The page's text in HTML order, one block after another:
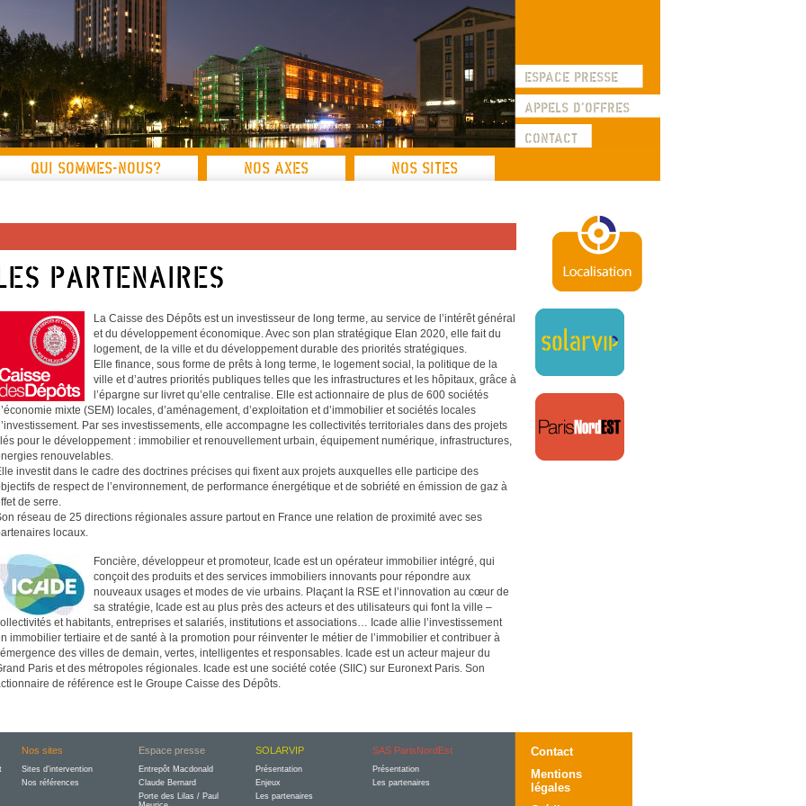
les sites de la SEMAVIP
ESPACE PRESSE
APPELS D'OFFRES
CONTACT
QUI SOMMES-NOUS? NOS AXES NOS SITES
partenaires
La Caisse des Dépôts est un investisseur de long terme, au service de l’intérêt général
et du développement économique. Avec son plan stratégique Elan 2020, elle fait du
logement, de la ville et du développement durable des priorités stratégiques.
Elle finance, sous forme de prêts à long terme, le logement social, la politique de la
ville et d’autres priorités publiques telles que les infrastructures et les hôpitaux, grâce à
l’épargne sur livret qu’elle centralise. Elle est actionnaire de plus de 600 sociétés
mixte (SEM) locales, d’aménagement, d’exploitation et d’immobilier et sociétés locales
Par ses investissements, elle accompagne les collectivités territoriales dans des projets
pour le développement : immobilier et renouvellement urbain, équipement numérique, infrastructures,
renouvelables.
investit dans le cadre des doctrines précises qui fixent aux projets auxquelles elle participe des
de respect de l’environnement, de performance énergétique et de sobriété en émission de gaz à
de serre.
réseau de 25 directions régionales assure partout en France une relation de proximité avec ses
locaux.
Foncière, développeur et promoteur, Icade est un opérateur immobilier intégré, qui
conçoit des produits et des services immobiliers innovants pour répondre aux
nouveaux usages et modes de vie urbains. Plaçant la RSE et l’innovation au cœur de
sa stratégie, Icade est au plus près des acteurs et des utilisateurs qui font la ville –
et habitants, entreprises et salariés, institutions et associations… Icade allie l’investissement
immobilier tertiaire et de santé à la promotion pour réinventer le métier de l’immobilier et contribuer à
des villes de demain, vertes, intelligentes et responsables. Icade est un acteur majeur du
Paris et des métropoles régionales. Icade est une société cotée (SIIC) sur Euronext Paris. Son
de référence est le Groupe Caisse des Dépôts.
Contact
Mentions
légales
Nos sites
Sites d'intervention
Nos références
Espace presse
Entrepôt Macdonald
Claude Bernard
Porte des Lilas / Paul
SOLARVIP
Présentation
Enjeux
Les partenaires
SAS ParisNordEst
Présentation
Les partenaires